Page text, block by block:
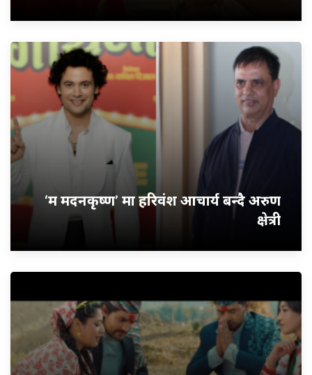
‘म मदनकृष्ण’ मा हरिवंश आचार्य बन्दै अरुण
क्षेत्री